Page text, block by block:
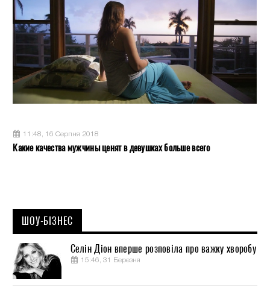
11:48, 16 Серпня 2018
Какие качества мужчины ценят в девушках больше всего
ШОУ-БІЗНЕС
Селін Діон вперше розповіла про важку хворобу
15:46, 31 Березня